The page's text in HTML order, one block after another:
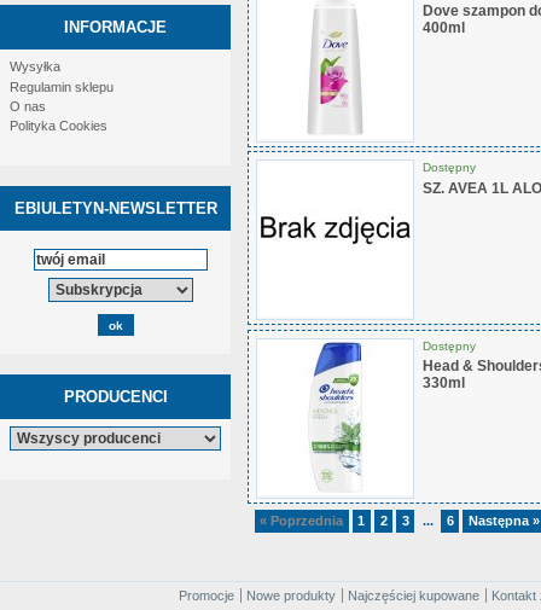
INFORMACJE
Wysyłka
Regulamin sklepu
O nas
Polityka Cookies
EBIULETYN-NEWSLETTER
PRODUCENCI
Dove szampon
400ml
Dostępny
SZ. AVEA 1L
Dostępny
Head &
330ml
« Poprzednia 1 2 3 ... 6 Następna »
Promocje Nowe produkty Najczęściej kupowane
Kontakt